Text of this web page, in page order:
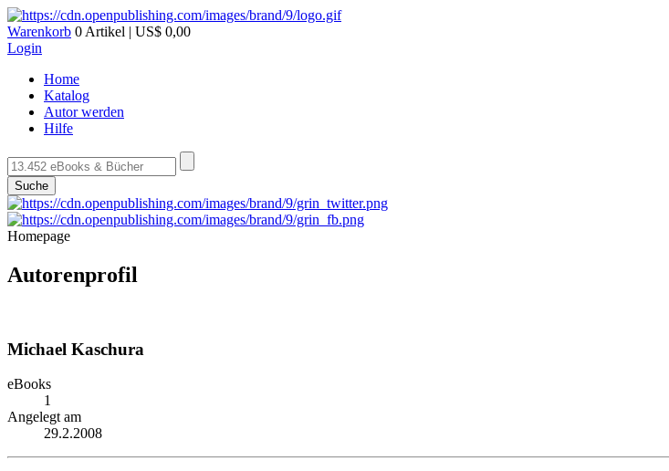
Warenkorb 0 Artikel | US$ 0,00
Login
Home
Katalog
Autor werden
Hilfe
Suche
Homepage
Autorenprofil
Michael Kaschura
eBooks
1
Angelegt am
29.2.2008